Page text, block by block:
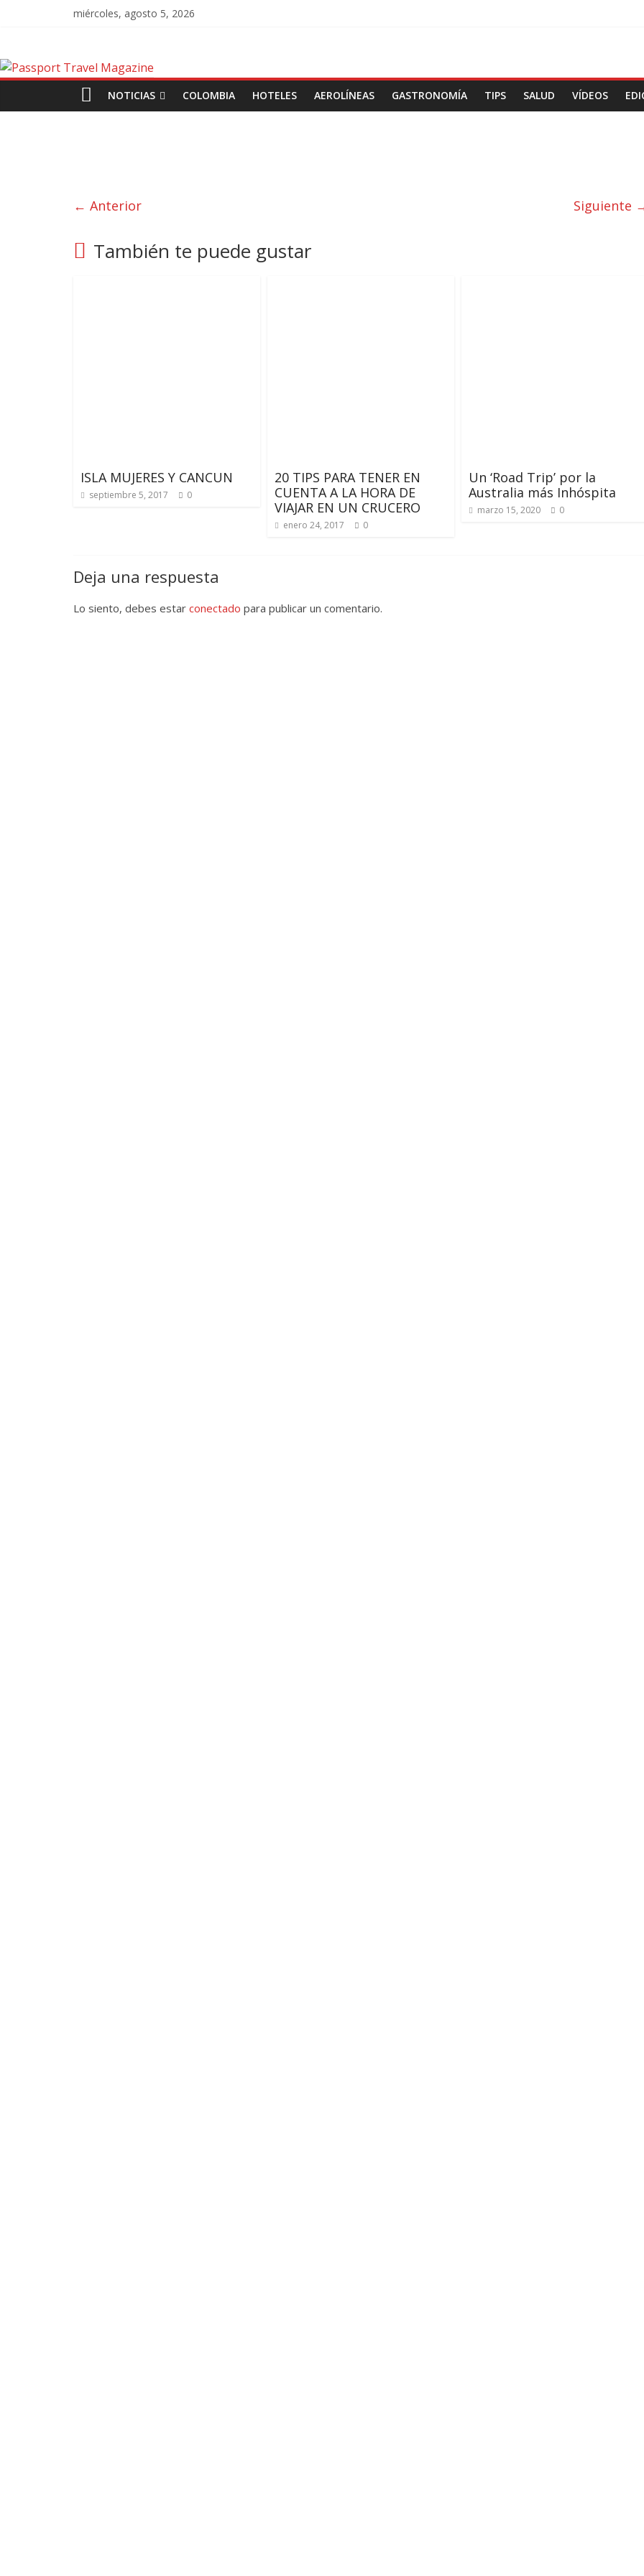
miércoles, agosto 5, 2026
NOTICIAS COLOMBIA HOTELES AEROLÍNEAS GASTRONOMÍA TIPS SALUD VÍDEOS
← Anterior Siguiente
También te puede gustar
ISLA MUJERES Y CANCUN
septiembre 5, 2017 0
20 TIPS PARA TENER EN
CUENTA A LA HORA DE
VIAJAR EN UN CRUCERO
enero 24, 2017 0
Un ‘Road Trip’ por la
Australia más Inhóspita
marzo 15, 2020 0
Deja una respuesta
Lo siento, debes estar conectado para publicar un comentario.